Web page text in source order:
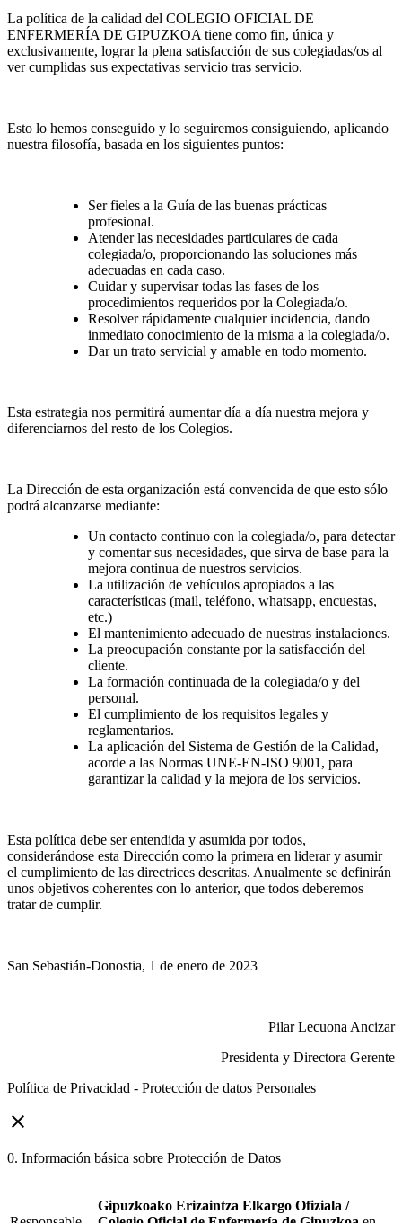
La política de la calidad del COLEGIO OFICIAL DE
ENFERMERÍA DE GIPUZKOA tiene como fin, única y
exclusivamente, lograr la plena satisfacción de sus colegiadas/os al
ver cumplidas sus expectativas servicio tras servicio.
Esto lo hemos conseguido y lo seguiremos consiguiendo, aplicando
nuestra filosofía, basada en los siguientes puntos:
Ser fieles a la Guía de las buenas prácticas
profesional.
Atender las necesidades particulares de cada
colegiada/o, proporcionando las soluciones más
adecuadas en cada caso.
Cuidar y supervisar todas las fases de los
procedimientos requeridos por la Colegiada/o.
Resolver rápidamente cualquier incidencia, dando
inmediato conocimiento de la misma a la colegiada/o.
Dar un trato servicial y amable en todo momento.
Esta estrategia nos permitirá aumentar día a día nuestra mejora y
diferenciarnos del resto de los Colegios.
La Dirección de esta organización está convencida de que esto sólo
podrá alcanzarse mediante:
Un contacto continuo con la colegiada/o, para detectar
y comentar sus necesidades, que sirva de base para la
mejora continua de nuestros servicios.
La utilización de vehículos apropiados a las
características (mail, teléfono, whatsapp, encuestas,
etc.)
El mantenimiento adecuado de nuestras instalaciones.
La preocupación constante por la satisfacción del
cliente.
La formación continuada de la colegiada/o y del
personal.
El cumplimiento de los requisitos legales y
reglamentarios.
La aplicación del Sistema de Gestión de la Calidad,
acorde a las Normas UNE-EN-ISO 9001, para
garantizar la calidad y la mejora de los servicios.
Esta política debe ser entendida y asumida por todos,
considerándose esta Dirección como la primera en liderar y asumir
el cumplimiento de las directrices descritas. Anualmente se definirán
unos objetivos coherentes con lo anterior, que todos deberemos
tratar de cumplir.
San Sebastián-Donostia, 1 de enero de 2023
Pilar Lecuona Ancizar
Presidenta y Directora Gerente
Política de Privacidad - Protección de datos Personales
close
0. Información básica sobre Protección de Datos
Gipuzkoako Erizaintza Elkargo Ofiziala /